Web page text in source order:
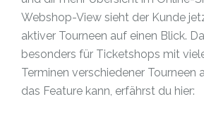
Webshop-View sieht der Kunde
aktiver Tourneen auf einen Blick.
besonders für Ticketshops mit
Terminen verschiedener Tourneen
das Feature kann, erfährst du hier: